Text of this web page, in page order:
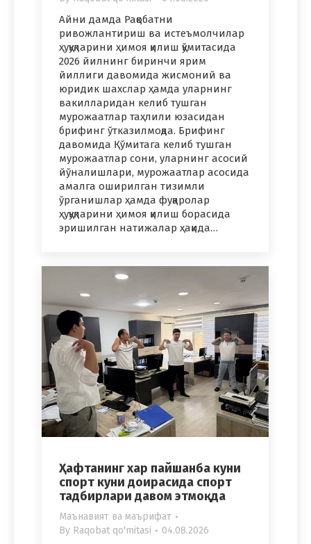
Айни дамда Рақобатни
ривожлантириш ва истеъмолчилар
ҳуқуқларини ҳимоя қилиш қўмитасида
2026 йилнинг биринчи ярим
йиллиги давомида жисмоний ва
юридик шахслар ҳамда уларнинг
вакилларидан келиб тушган
мурожаатлар таҳлили юзасидан
брифинг ўтказилмоқда. Брифинг
давомида Қўмитага келиб тушган
мурожаатлар сони, уларнинг асосий
йўналишлари, мурожаатлар асосида
амалга оширилган тизимли
ўрганишлар ҳамда фуқаролар
ҳуқуқларини ҳимоя қилиш борасида
эришилган натижалар ҳақида…
Ҳафтанинг хар пайшанба куни
спорт куни доирасида спорт
тадбирлари давом этмоқда
Маънавият ва маърифат
By Raqobat qo'mitasi 04.08.2026